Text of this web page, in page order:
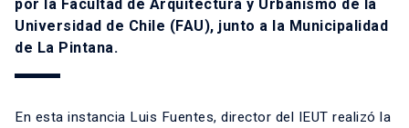
por la Facultad de Arquitectura y Urbanismo de la
Universidad de Chile (FAU), junto a la Municipalidad
de La Pintana.
En esta instancia Luis Fuentes, director del IEUT realizó la